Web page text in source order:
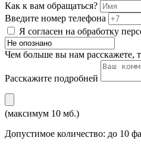
Как к вам обращаться?
Введите номер телефона
Я согласен на обработку
Чем больше вы нам расскажете,
Расскажите подробней
(максимум 10 мб.)
Допустимое количество: до 10